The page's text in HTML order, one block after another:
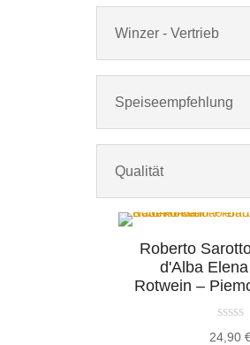
Winzer - Vertrieb
Speiseempfehlung
Qualität
Roberto
d'Alba
Rotwein –
24,90